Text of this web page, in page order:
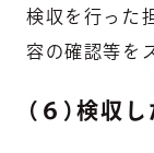
検収を行った
容の確認等を
（６）検収